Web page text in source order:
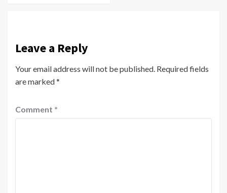
Leave a Reply
Your email address will not be published. Required fields
are marked*
Comment *